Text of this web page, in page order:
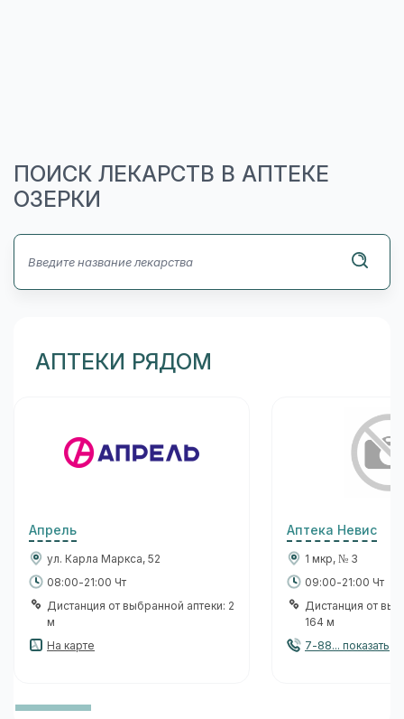
ПОИСК ЛЕКАРСТВ В АПТЕКЕ
ОЗЕРКИ
АПТЕКИ РЯДОМ
Апрель
ул. Карла Маркса, 52
08:00-21:00 Чт
Дистанция от выбранной аптеки: 2
м
На карте
Аптека Невис
1 мкр, № 3
09:00-21:00 Чт
Дистанция от
164 м
7-88... показать